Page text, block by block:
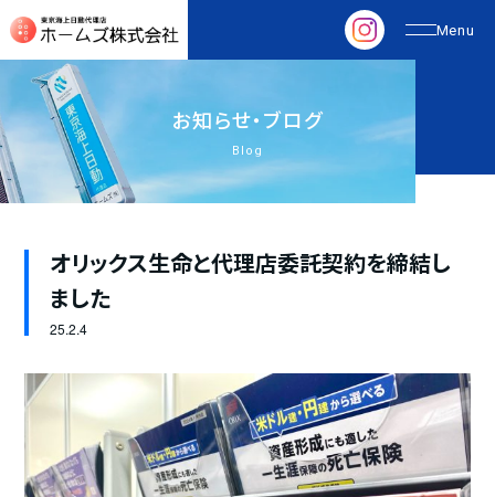
お知らせ・ブログ
Blog
オリックス生命と代理店委託契約を締結し
ました
25.2.4